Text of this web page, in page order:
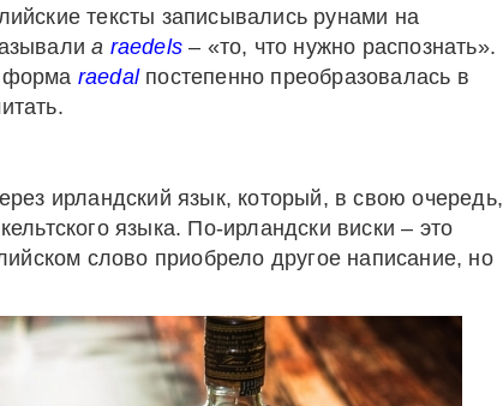
тексты записывались рунами на
a raedels – «то, что нужно распознать».
форма raedal постепенно преобразовалась в
ирландский язык, который, в свою очередь,
языка. По-ирландски виски – это
слово приобрело другое написание, но